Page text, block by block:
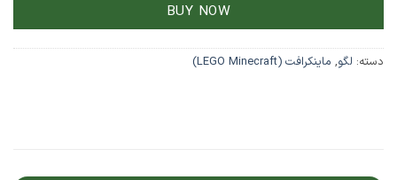
BUY NOW
دسته:لگو,ماینکرافت (LEGO Minecraft)